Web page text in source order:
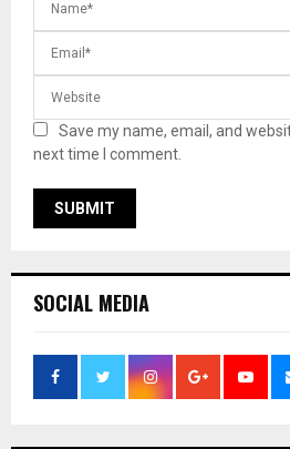
Save my name, email, and
next time I comment.
SOCIAL MEDIA